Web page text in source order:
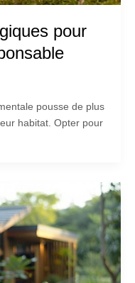
pour
pousse de plus
habitat. Opter pour